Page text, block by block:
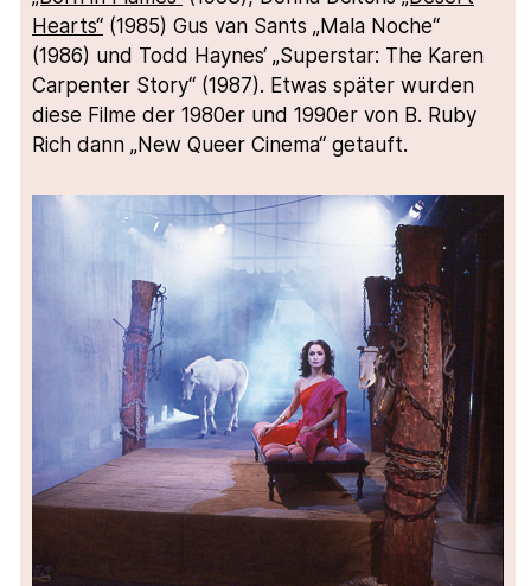
Hearts“ (1985) Gus van Sants „Mala Noche“
(1986) und Todd Haynes‘ „Superstar: The Karen
Carpenter Story“ (1987). Etwas später wurden
diese Filme der 1980er und 1990er von B. Ruby
Rich dann „New Queer Cinema“ getauft.